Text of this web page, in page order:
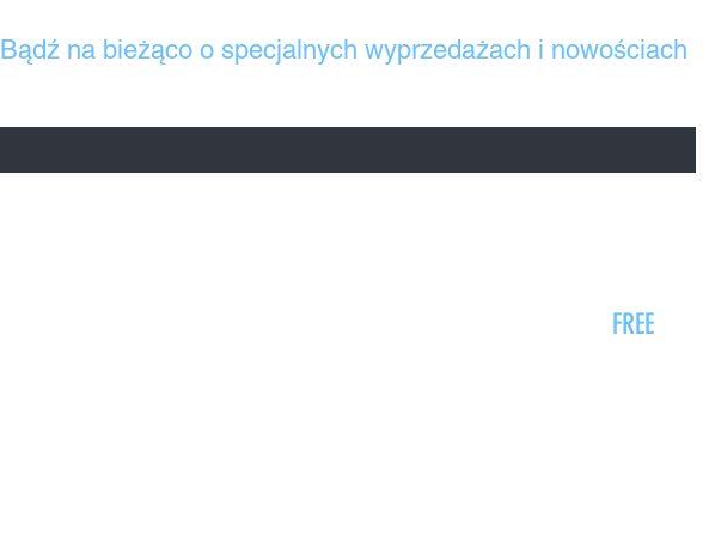
Bądź na bieżąco o specjalnych wyprzedażach i nowościach
FREE